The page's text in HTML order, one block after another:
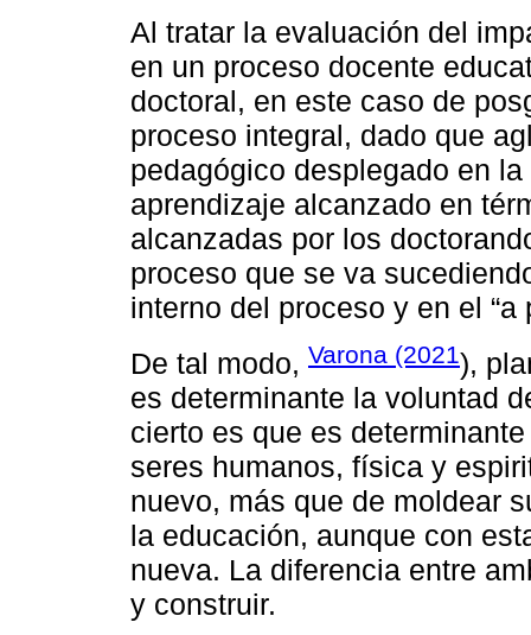
Al tratar la evaluación del
en un proceso docente
doctoral, en este caso de
proceso integral, dado que
pedagógico desplegado en
aprendizaje alcanzado en
alcanzadas por los
proceso que se va
interno del proceso y en el “a
De tal modo, Varona (2021),
es determinante la voluntad
cierto es que es
seres humanos, física y
nuevo, más que de moldear
la educación, aunque con
nueva. La diferencia entre
y construir.